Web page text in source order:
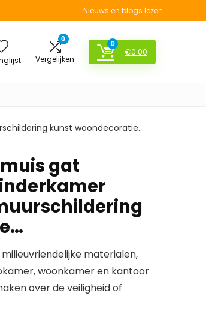
Nieuws en blogs lezen
0
Vergelijken
0
€0.00
kunst woondecoratie…
gat
materialen,
woonkamer en kantoor
over de veiligheid of